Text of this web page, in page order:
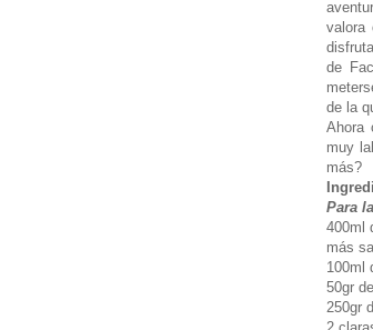
valora
de
de la
Ahora
muy
más?
Para
400ml
más
100ml
50gr
250gr